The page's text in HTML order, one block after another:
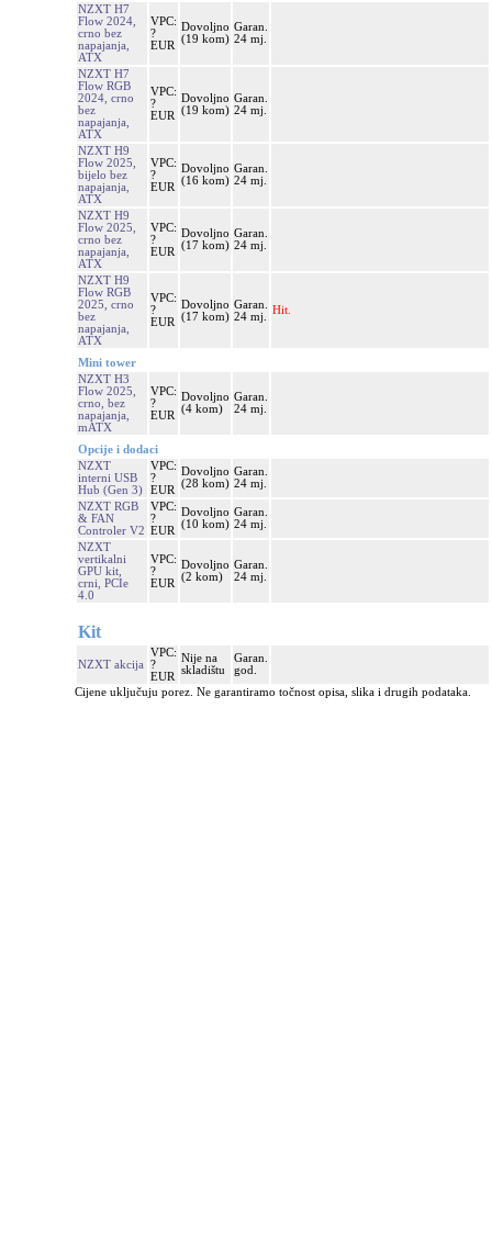
NZXT H7
Flow 2024,
crno bez
napajanja,
ATX
VPC:
?
EUR
Dovoljno
(19 kom)
Garan.
24 mj.
NZXT H7
Flow RGB
2024, crno
bez
napajanja,
ATX
VPC:
?
EUR
Dovoljno
(19 kom)
Garan.
24 mj.
NZXT H9
Flow 2025,
bijelo bez
napajanja,
ATX
VPC:
?
EUR
Dovoljno
(16 kom)
Garan.
24 mj.
NZXT H9
Flow 2025,
crno bez
napajanja,
ATX
VPC:
?
EUR
Dovoljno
(17 kom)
Garan.
24 mj.
NZXT H9
Flow RGB
2025, crno
bez
napajanja,
ATX
VPC:
?
EUR
Dovoljno
(17 kom)
Garan.
24 mj.
Hit.
Mini tower
NZXT H3
Flow 2025,
crno, bez
napajanja,
mATX
VPC:
?
EUR
Dovoljno
(4 kom)
Garan.
24 mj.
Opcije i dodaci
NZXT
interni USB
Hub (Gen 3)
VPC:
?
EUR
Dovoljno
(28 kom)
Garan.
24 mj.
NZXT RGB
& FAN
Controler V2
VPC:
?
EUR
Dovoljno
(10 kom)
Garan.
24 mj.
NZXT
vertikalni
GPU kit,
crni, PCIe
4.0
VPC:
?
EUR
Dovoljno
(2 kom)
Garan.
24 mj.
Kit
NZXT akcija
VPC:
?
EUR
Nije na
skladištu
Garan.
god.
Cijene uključuju porez. Ne garantiramo točnost opisa, slika i drugih podataka.